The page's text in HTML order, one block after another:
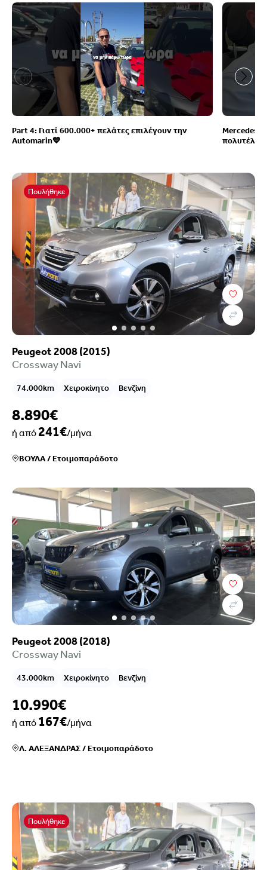
Part 4: Γιατί 600.000+ πελάτες επιλέγουν την
Automarin💙
Mercedes
Πουλήθηκε
Peugeot 2008 (2015)
Crossway Navi
74.000km Χειροκίνητο Βενζίνη
8.890€
ή από241€/μήνα
ΒΟΥΛΑ/Ετοιμοπαράδοτο
Peugeot 2008 (2018)
Crossway Navi
43.000km Χειροκίνητο Βενζίνη
10.990€
ή από 167€/μήνα
Λ. ΑΛΕΞΑΝΔΡΑΣ/Ετοιμοπαράδοτο
Πουλήθηκε